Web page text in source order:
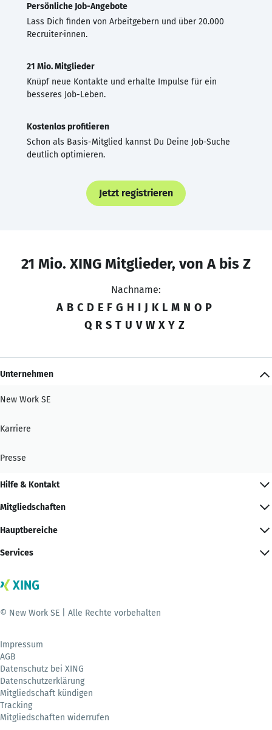
Persönliche Job-Angebote
Lass Dich finden von Arbeitgebern und über 20.000
Recruiter·innen.
21 Mio. Mitglieder
Knüpf neue Kontakte und erhalte Impulse für ein
besseres Job-Leben.
Kostenlos profitieren
Schon als Basis-Mitglied kannst Du Deine Job-Suche
deutlich optimieren.
Jetzt registrieren
21 Mio. XING Mitglieder, von A bis Z
Nachname:
A B C D E F G H I J K L M N O P
Q R S T U V W X Y Z
Unternehmen
New Work SE
Karriere
Presse
Hilfe & Kontakt
Mitgliedschaften
Hauptbereiche
Services
© New Work SE | Alle Rechte vorbehalten
Impressum
AGB
Datenschutz bei XING
Datenschutzerklärung
Mitgliedschaft kündigen
Tracking
Mitgliedschaften widerrufen